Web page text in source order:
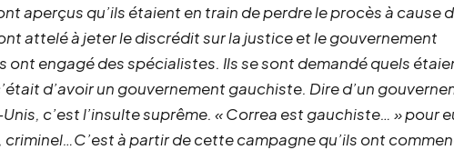
aperçus qu’ils étaient en train de perdre le procès à cause
attelé à jeter le discrédit sur la justice et le gouvernement
engagé des spécialistes. Ils se sont demandé quels
d’avoir un gouvernement gauchiste. Dire d’un
c’est l’insulte suprême. « Correa est gauchiste… » pour
à partir de cette campagne qu’ils ont